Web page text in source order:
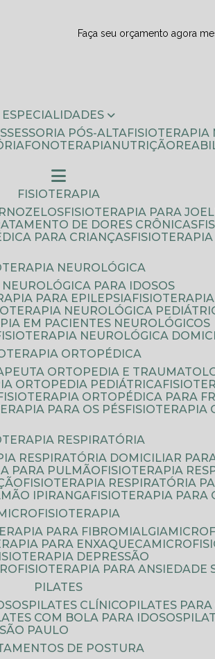
Faça seu orçamento agora
ESPECIALIDADES
ASSESSORIA PÓS-ALTA
FONOTERAPIA NUTRIÇÃO
FISIOTERAPIA
FISIOTERAPIA PARA
DE DORES CRÔNICAS
PARA CRIANÇAS
NEUROLÓGICA
NEUROLÓGICA PARA IDOSOS
PARA EPILEPSIA
NEUROLÓGICA
EM PACIENTES NEUROLÓGICOS
FISIOTERAPIA NEUROLÓGICA
ORTOPÉDICA
ORTOPEDIA E
ORTOPEDIA PEDIÁTRICA
FISIOTERAPIA ORTOPÉDICA PARA
PARA OS PÉS
RESPIRATÓRIA
RESPIRATÓRIA DOMICILIAR
PARA PULMÃO
FISIOTERAPIA
FISIOTERAPIA RESPIRATÓRIA
IPIRANGA
FISIOTERAPIA
MICROFISIOTERAPIA
PARA FIBROMIALGIA
PARA ENXAQUECA
DEPRESSÃO
PARA ANSIEDADE
PILATES
PILATES CLÍNICO
PILATES
COM BOLA PARA IDOSOS
PAULO
DE POSTURA